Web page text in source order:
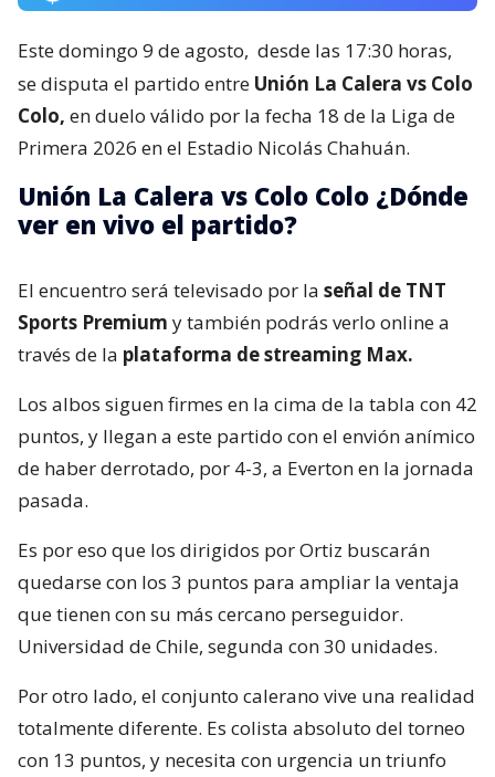
Este domingo 9 de agosto, desde las 17:30 horas,
se disputa el partido entre Unión La Calera vs Colo
Colo, en duelo válido por la fecha 18 de la Liga de
Primera 2026 en el Estadio Nicolás Chahuán.
Unión La Calera vs Colo Colo ¿Dónde
ver en vivo el partido?
El encuentro será televisado por la señal de TNT
Sports Premium y también podrás verlo online a
través de la plataforma de streaming Max.
Los albos siguen firmes en la cima de la tabla con 42
puntos, y llegan a este partido con el envión anímico
de haber derrotado, por 4-3, a Everton en la jornada
pasada.
Es por eso que los dirigidos por Ortiz buscarán
quedarse con los 3 puntos para ampliar la ventaja
que tienen con su más cercano perseguidor.
Universidad de Chile, segunda con 30 unidades.
Por otro lado, el conjunto calerano vive una realidad
totalmente diferente. Es colista absoluto del torneo
con 13 puntos, y necesita con urgencia un triunfo